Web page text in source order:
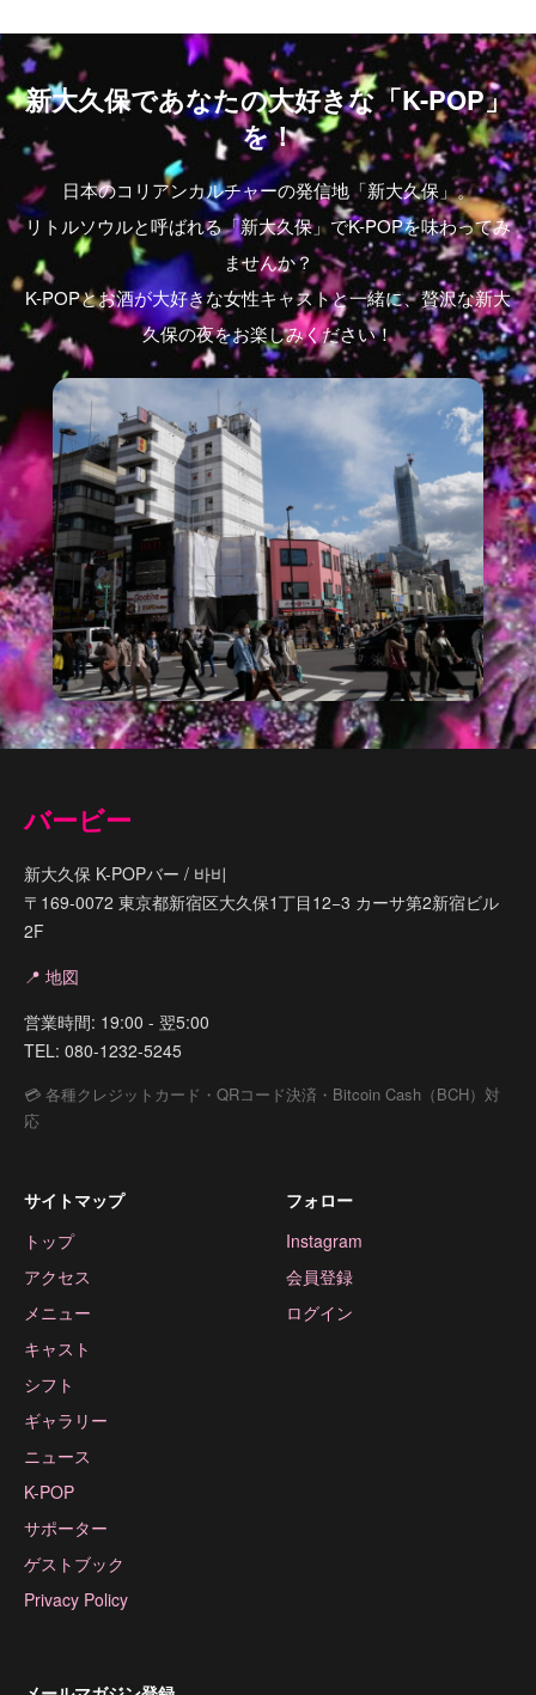
新大久保であなたの大好きな「K-POP」
を！
日本のコリアンカルチャーの発信地「新大久保」。
リトルソウルと呼ばれる「新大久保」でK-POPを味わってみ
ませんか？
K-POPとお酒が大好きな女性キャストと一緒に、贅沢な新大
久保の夜をお楽しみください！
バービー
新大久保 K-POPバー / 바비
〒169-0072 東京都新宿区大久保1丁目12−3 カーサ第2新宿ビル
2F
📍 地図
営業時間: 19:00 - 翌5:00
TEL: 080-1232-5245
💳 各種クレジットカード・QRコード決済・Bitcoin Cash（BCH）対
応
サイトマップ
トップ
アクセス
メニュー
キャスト
シフト
ギャラリー
ニュース
K-POP
サポーター
ゲストブック
Privacy Policy
フォロー
Instagram
会員登録
ログイン